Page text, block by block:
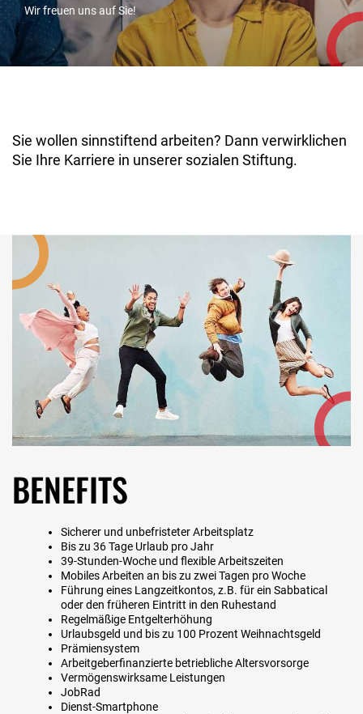
Wir freuen uns auf Sie!
Sie wollen sinnstiftend arbeiten? Dann verwirklichen
Sie Ihre Karriere in unserer sozialen Stiftung.
BENEFITS
Sicherer und unbefristeter Arbeitsplatz
Bis zu 36 Tage Urlaub pro Jahr
39-Stunden-Woche und flexible Arbeitszeiten
Mobiles Arbeiten an bis zu zwei Tagen pro Woche
Führung eines Langzeitkontos, z.B. für ein Sabbatical
oder den früheren Eintritt in den Ruhestand
Regelmäßige Entgelterhöhung
Urlaubsgeld und bis zu 100 Prozent Weihnachtsgeld
Prämiensystem
Arbeitgeberfinanzierte betriebliche Altersvorsorge
Vermögenswirksame Leistungen
JobRad
Dienst-Smartphone